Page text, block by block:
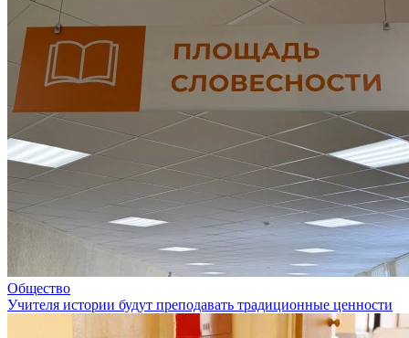
Общество
Учителя истории будут преподавать традиционные ценности